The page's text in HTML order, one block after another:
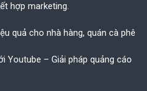
hợp marketing.
quả cho nhà hàng, quán cà phê
Youtube – Giải pháp quảng cáo